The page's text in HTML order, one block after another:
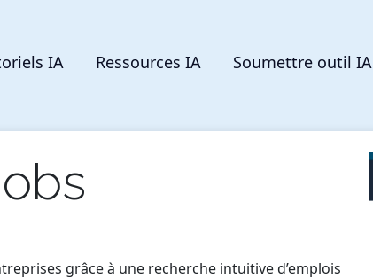
IA Ressources IA Soumettre outil IA
grâce à une recherche intuitive d’emplois